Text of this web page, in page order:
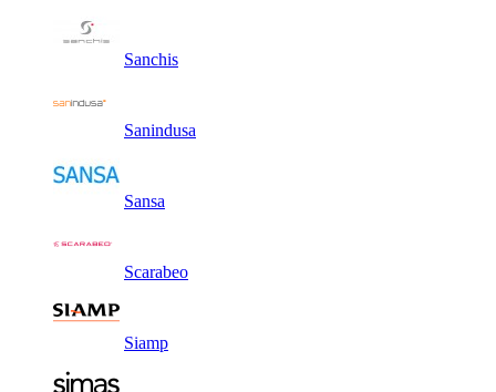
Sanchis
Sanindusa
Sansa
Scarabeo
Siamp